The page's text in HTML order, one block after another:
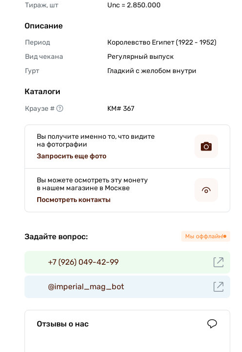
Тираж, шт
Unc = 2.850.000
Описание
Период
Королевство Египет (1922 - 1952)
Вид чекана
Регулярный выпуск
Гурт
Гладкий с желобом внутри
Каталоги
Краузе # KM# 367
Вы получите именно то, что видите
на фотографии
Запросить еще фото
Вы можете осмотреть эту монету
в нашем магазине в Москве
Посмотреть контакты
Задайте вопрос: Мы оффлайн!
+7 (926) 049-42-99
@imperial_mag_bot
Отзывы о нас